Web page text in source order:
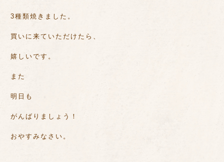
3種類焼きました。
買いに来ていただけたら、
嬉しいです。
また
明日も
がんばりましょう！
おやすみなさい。